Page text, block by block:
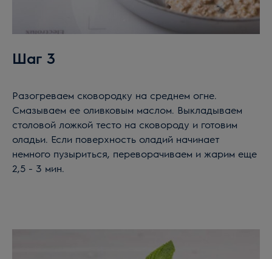
Шаг 3
Разогреваем сковородку на среднем огне.
Смазываем ее оливковым маслом. Выкладываем
столовой ложкой тесто на сковороду и готовим
оладьи. Если поверхность оладий начинает
немного пузыриться, переворачиваем и жарим еще
2,5 - 3 мин.